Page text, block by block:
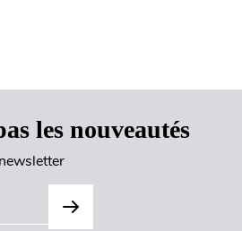
les nouveautés